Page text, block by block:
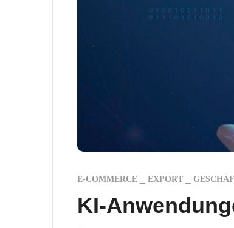
E-COMMERCE EXPORT
KI-